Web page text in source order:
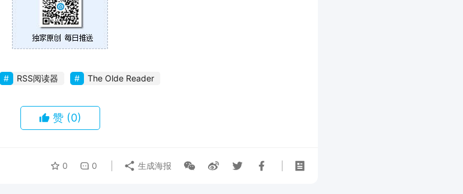
RSS阅读器 The Olde Reader
赞 (0)
0 0 生成海报